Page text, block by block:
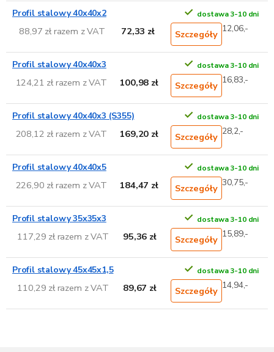
Profil stalowy 40x40x2 dostawa 3-10 dni
88,97 zł razem z VAT 72,33 zł Szczegóły 12,06,-
Profil stalowy 40x40x3 dostawa 3-10 dni
124,21 zł razem z VAT 100,98 zł Szczegóły 16,83,-
Profil stalowy 40x40x3 (S355) dostawa 3-10 dni
208,12 zł razem z VAT 169,20 zł Szczegóły 28,2,-
Profil stalowy 40x40x5 dostawa 3-10 dni
226,90 zł razem z VAT 184,47 zł Szczegóły 30,75,-
Profil stalowy 35x35x3 dostawa 3-10 dni
117,29 zł razem z VAT 95,36 zł Szczegóły 15,89,-
Profil stalowy 45x45x1,5 dostawa 3-10 dni
110,29 zł razem z VAT 89,67 zł Szczegóły 14,94,-